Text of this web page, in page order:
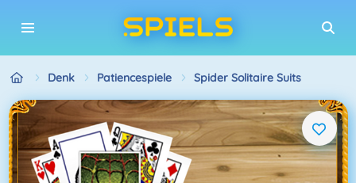
Denk Patiencespiele Spider Solitaire Suits